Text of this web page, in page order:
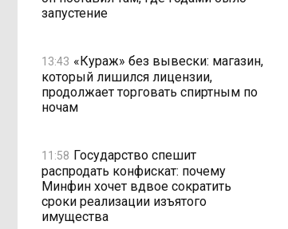
запустение
13:43 «Кураж» без вывески: магазин,
который лишился лицензии,
продолжает торговать спиртным по
ночам
11:58 Государство спешит
распродать конфискат: почему
Минфин хочет вдвое сократить
сроки реализации изъятого
имущества